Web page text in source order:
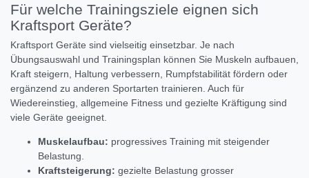
Für welche Trainingsziele eignen sich
Kraftsport Geräte?
Kraftsport Geräte sind vielseitig einsetzbar. Je nach
Übungsauswahl und Trainingsplan können Sie Muskeln aufbauen,
Kraft steigern, Haltung verbessern, Rumpfstabilität fördern oder
ergänzend zu anderen Sportarten trainieren. Auch für
Wiedereinstieg, allgemeine Fitness und gezielte Kräftigung sind
viele Geräte geeignet.
Muskelaufbau: progressives Training mit steigender
Belastung.
Kraftsteigerung: gezielte Belastung grosser